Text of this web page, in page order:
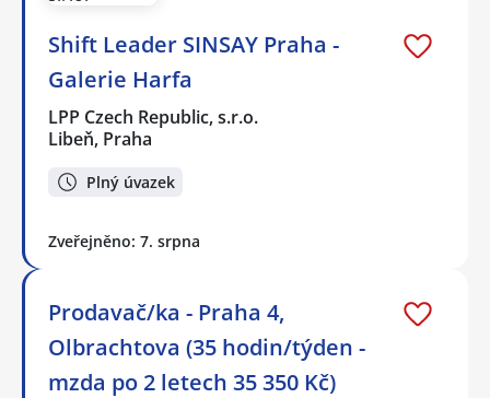
Shift Leader SINSAY Praha -
Galerie Harfa
LPP Czech Republic, s.r.o.
Libeň, Praha
Plný úvazek
Zveřejněno: 7. srpna
Prodavač/ka - Praha 4,
Olbrachtova (35 hodin/týden -
mzda po 2 letech 35 350 Kč)